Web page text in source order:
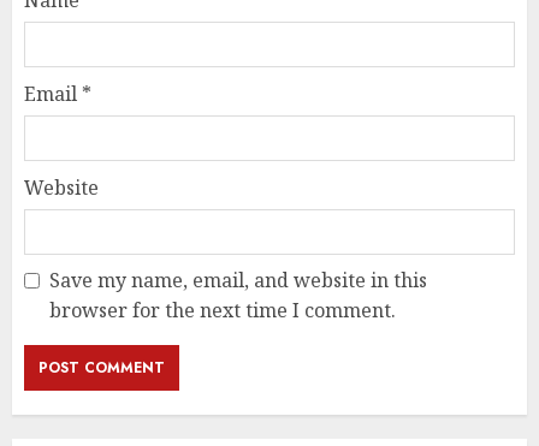
Email *
Website
Save my name, email, and website in this
browser for the next time I comment.